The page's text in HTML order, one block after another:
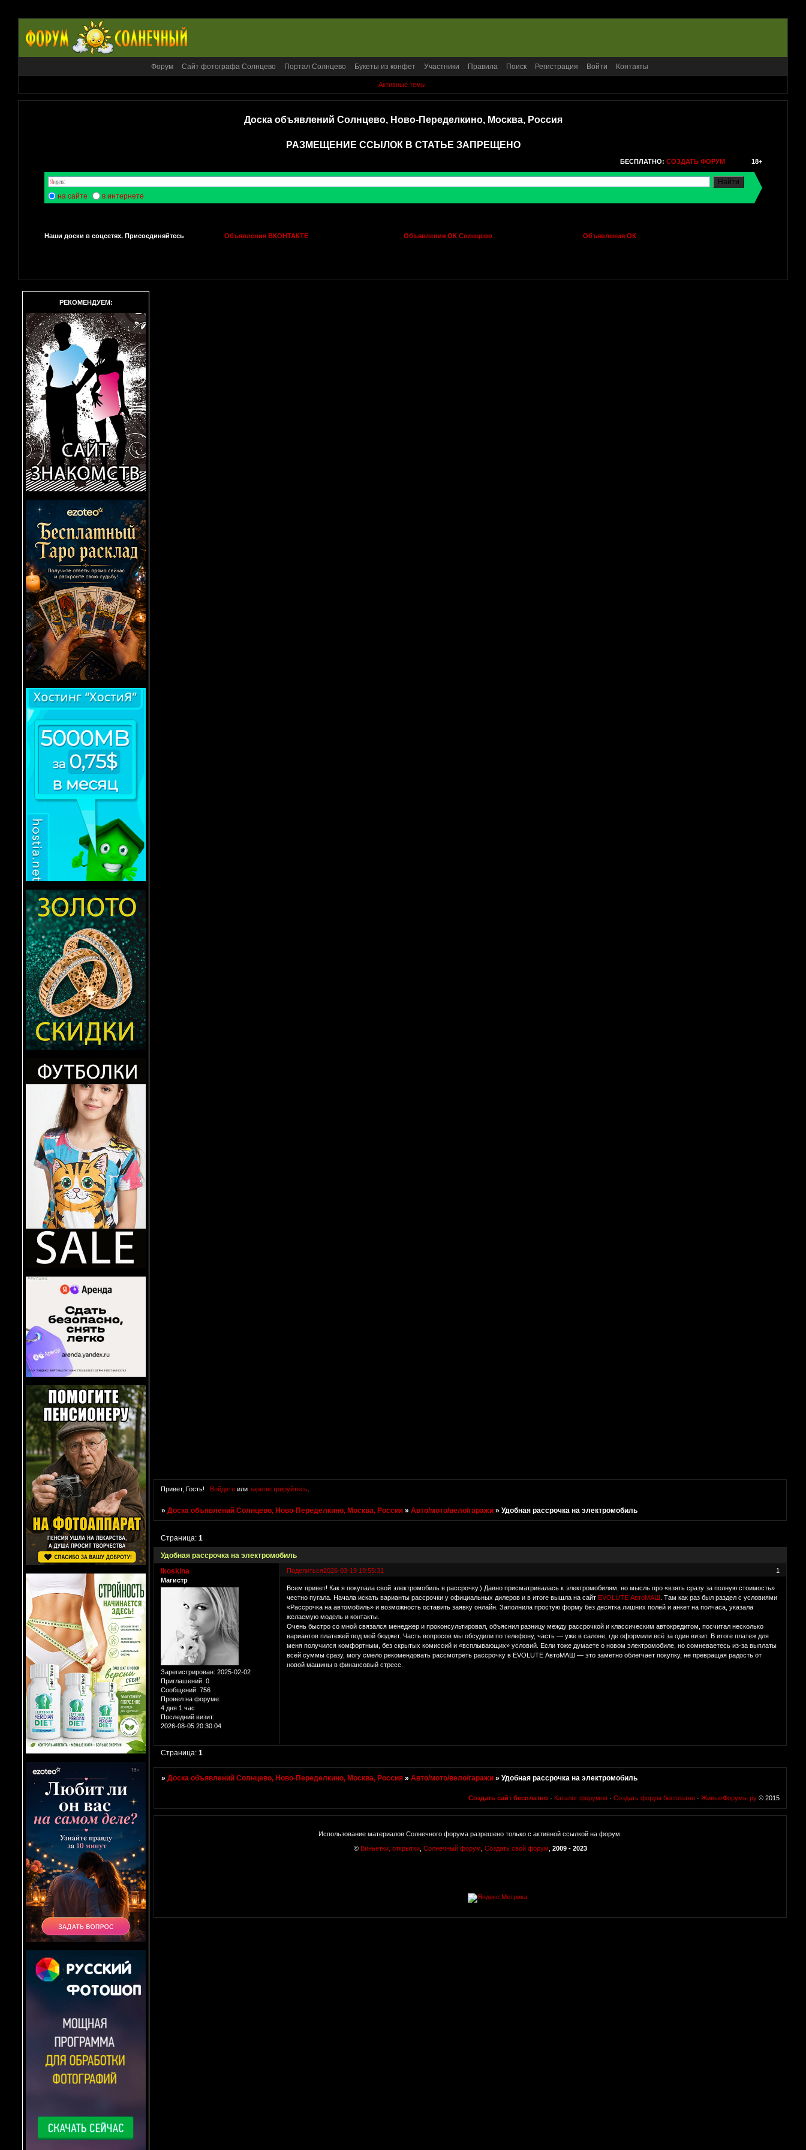
Форум Сайт фотографа Солнцево Портал Солнцево Букеты из конфет Участники Правила Поиск Регистрация Войти Контакты
Активные темы
Доска объявлений Солнцево, Ново-Переделкино, Москва, Россия
РАЗМЕЩЕНИЕ ССЫЛОК В СТАТЬЕ ЗАПРЕЩЕНО
БЕСПЛАТНО: СОЗДАТЬ ФОРУМ 18+
на сайте в интернете
Наши доски в соцсетях. Присоединяйтесь Объявления ВКОНТАКТЕ Объявления ОК Солнцево Объявления ОК
РЕКОМЕНДУЕМ:
Привет, Гость! Войдитеили зарегистрируйтесь.
»Доска объявлений Солнцево, Ново-Переделкино, Москва, Россия »Авто/мото/вело/гаражи »Удобная рассрочка на электромобиль
Удобная рассрочка на электромобиль
Страница:1
Поделиться 1
2026-03-19 19:55:31
lkoskina
Магистр
Зарегистрирован: 2025-02-02
Приглашений: 0
Сообщений: 756
Провел на форуме:
4 дня 1 час
Последний визит:
2026-08-05 20:30:04
Всем привет! Как я покупала свой электромобиль в рассрочку.) Давно присматривалась к электромобилям, но мысль про «взять сразу за полную стоимость»
честно пугала. Начала искать варианты рассрочки у официальных дилеров и в итоге вышла на сайт EVOLUTE АвтоМАШ
. Там как раз был раздел с условиями
«Рассрочка на автомобиль» и возможность оставить заявку онлайн. Заполнила простую форму без десятка лишних полей и анкет на полчаса, указала
желаемую модель и контакты.
Очень быстро со мной связался менеджер и проконсультировал, объяснил разницу между рассрочкой и классическим автокредитом, посчитал несколько
вариантов платежей под мой бюджет. Часть вопросов мы обсудили по телефону, часть — уже в салоне, где оформили всё за один визит. В итоге платеж для
меня получился комфортным, без скрытых комиссий и «всплывающих» условий. Если тоже думаете о новом электромобиле, но сомневаетесь из-за выплаты
всей суммы сразу, могу смело рекомендовать рассмотреть рассрочку в EVOLUTE АвтоМАШ — это заметно облегчает покупку, не превращая радость от
новой машины в финансовый стресс.
Страница:1
»Доска объявлений Солнцево, Ново-Переделкино, Москва, Россия »Авто/мото/вело/гаражи »Удобная рассрочка на электромобиль
Создать сайт бесплатно · Каталог форумов · Создать форум бесплатно · ЖивыеФорумы.ру © 2015
Использование материалов Солнечного форума разрешено только с активной ссылкой на форум.
© Виньетки, открытки, Солнечный форум Создать свой форум 2009 - 2023